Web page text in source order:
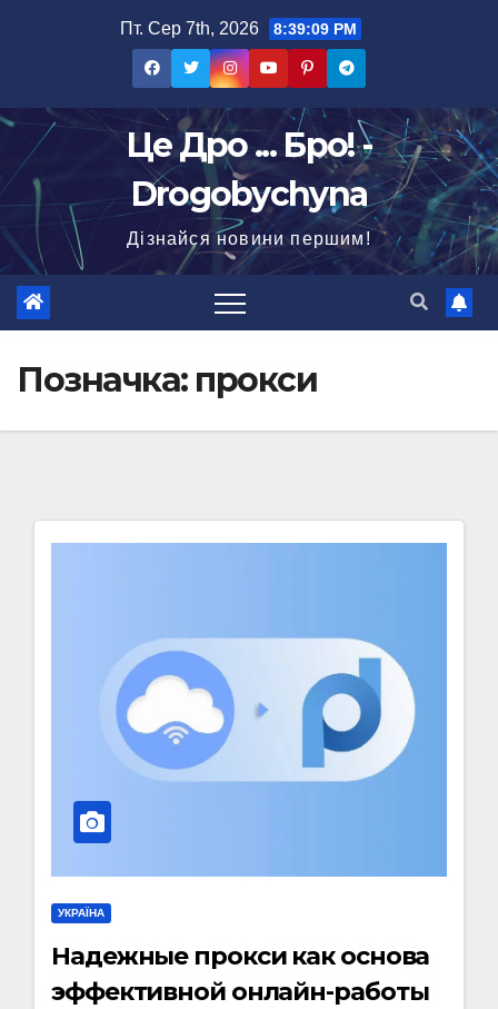
Пт. Сер 7th, 2026 8:39:10 PM
Це Дро ... Бро! -
Drogobychyna
Дізнайся новини першим!
Позначка: прокси
УКРАЇНА
Надежные прокси как основа
эффективной онлайн-работы